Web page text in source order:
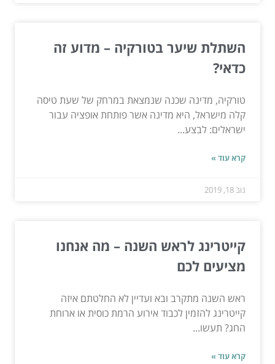
השתלת שיער בטורקיה – מדוע זה
כדאי?
טורקיה, מדינה שכנה שנמצאת במרחק של שעת טיסה
קלה מישראל, היא מדינה אשר פותחת אופציה עבור
ישראלים: לבצע...
קרא עוד »
נוב 18, 2019
קייטרינג לראש השנה – מה אנחנו
מציעים לכם
ראש השנה מתקרב ובא ועדיין לא החלטתם איזה
קייטרינג להזמין לכבוד אירוע הרמת כוסית או ארוחת
החג? תעשו...
קרא עוד »